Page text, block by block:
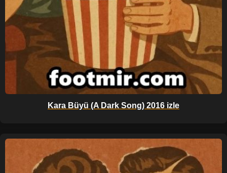
Kara Büyü (A Dark Song) 2016 izle